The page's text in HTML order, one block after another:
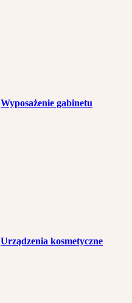
Wyposażenie gabinetu
Urządzenia kosmetyczne